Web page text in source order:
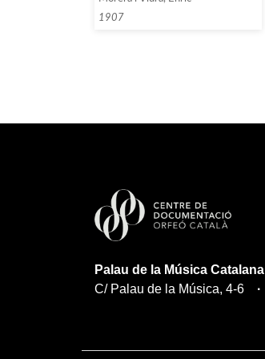
1907
Palau de la Música Catalana
C/ Palau de la Música, 4-6